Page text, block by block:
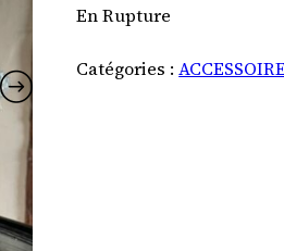
En Rupture
Catégories :